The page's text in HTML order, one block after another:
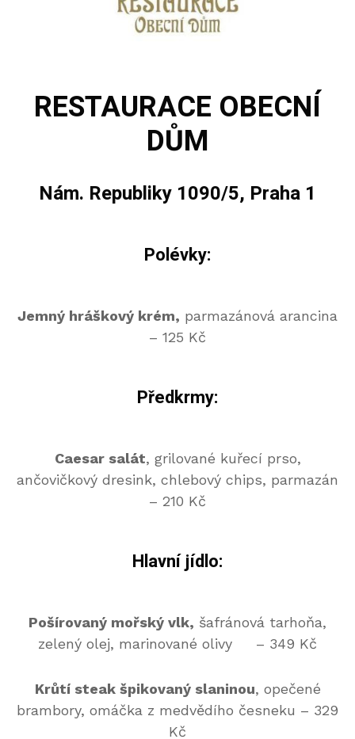
RESTAURACE OBECNÍ
DŮM
Nám. Republiky 1090/5, Praha 1
Polévky:
Jemný hráškový krém, parmazánová arancina
– 125 Kč
Předkrmy:
Caesar salát, grilované kuřecí prso,
ančovičkový dresink, chlebový chips, parmazán
– 210 Kč
Hlavní jídlo:
Pošírovaný mořský vlk, šafránová tarhoňa,
zelený olej, marinované olivy – 349 Kč
Krůtí steak špikovaný slaninou, opečené
brambory, omáčka z medvědího česneku – 329
Kč